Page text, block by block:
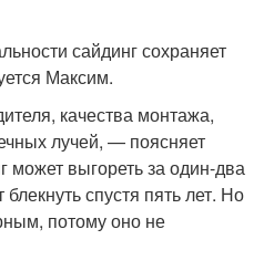
сайдинг сохраняет
Максим.
качества монтажа,
лучей, — поясняет
выгореть за один-два
спустя пять лет. Но
потому оно не